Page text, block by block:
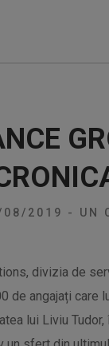
08/2019 - UN
divizia de
de angajați care
lui Liviu